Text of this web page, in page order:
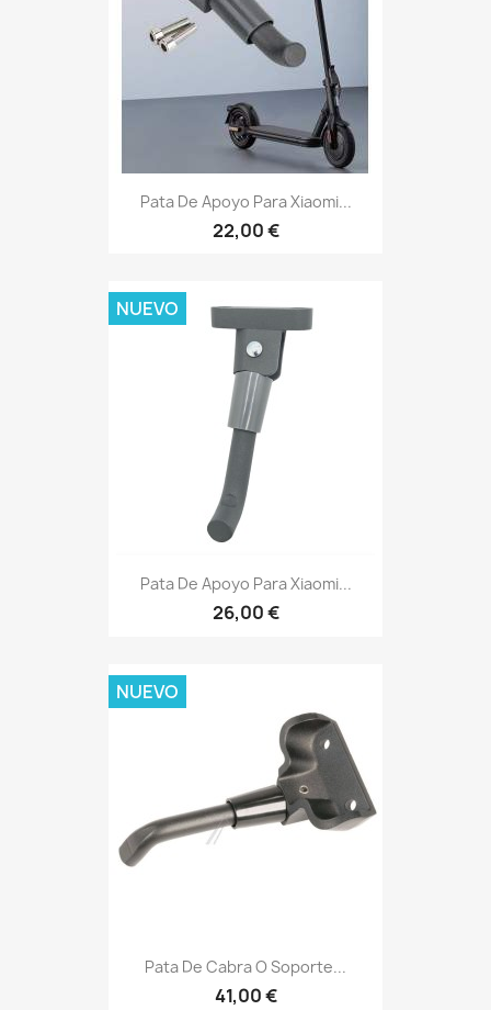
Pata De Apoyo Para Xiaomi...
22,00 €
Pata De Apoyo Para Xiaomi...
26,00 €
NUEVO
Pata De Cabra O Soporte...
41,00 €
NUEVO